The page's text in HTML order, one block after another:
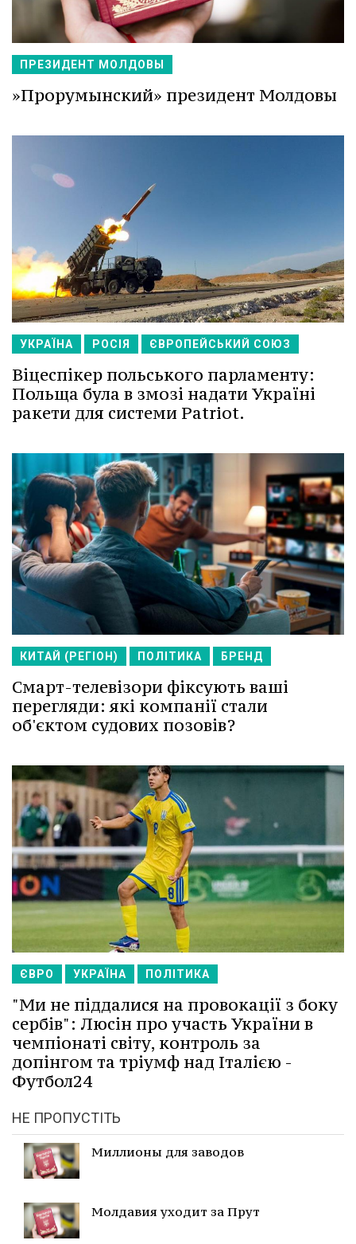
ПРЕЗИДЕНТ МОЛДОВЫ
»Прорумынский» президент Молдовы
УКРАЇНА РОСІЯ ЄВРОПЕЙСЬКИЙ СОЮЗ
Віцеспікер польського парламенту:
Польща була в змозі надати Україні
ракети для системи Patriot.
КИТАЙ (РЕГІОН) ПОЛІТИКА БРЕНД
Смарт-телевізори фіксують ваші
перегляди: які компанії стали
об'єктом судових позовів?
ЄВРО УКРАЇНА ПОЛІТИКА
"Ми не піддалися на провокації з боку
сербів": Люсін про участь України в
чемпіонаті світу, контроль за
допінгом та тріумф над Італією -
Футбол24
НЕ ПРОПУСТІТЬ
Миллионы для заводов
Молдавия уходит за Прут